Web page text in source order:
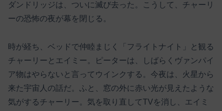
ダンドリッジは、ついに滅び去った。こうして、チャーリ
ーの恐怖の夜が幕を閉じる。
時が経ち、ベッドで仲睦まじく「フライトナイト」と観る
チャーリーとエイミー。ピーターは、しばらくヴァンパイ
ア物はやらないと言ってウインクする。今夜は、火星から
来た宇宙人の話だ。ふと、窓の外に赤い光が見えたような
気がするチャーリー。気を取り直してTVを消し、エイミ